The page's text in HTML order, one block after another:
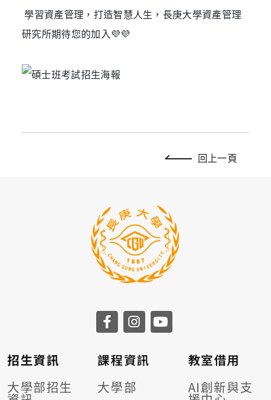
學習資產管理，打造智慧人生，長庚大學資產管理
研究所期待您的加入💜💜
回上一頁
招生資訊
大學部招生
課程資訊
大學部
教室借用
AI創新與支